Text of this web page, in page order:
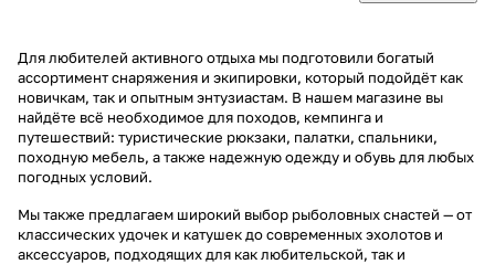
Для любителей активного отдыха мы подготовили богатый
ассортимент снаряжения и экипировки, который подойдёт как
новичкам, так и опытным энтузиастам. В нашем магазине вы
найдёте всё необходимое для походов, кемпинга и
путешествий: туристические рюкзаки, палатки, спальники,
походную мебель, а также надежную одежду и обувь для любых
погодных условий.
Мы также предлагаем широкий выбор рыболовных снастей — от
классических удочек и катушек до современных эхолотов и
аксессуаров, подходящих для как любительской, так и